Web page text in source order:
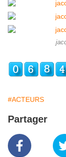
#ACTEURS
Partager